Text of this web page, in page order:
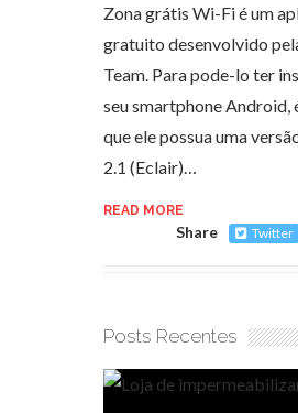
Zona grátis Wi-Fi é um
gratuito desenvolvido
Team. Para pode-lo ter
seu smartphone Android,
que ele possua uma
2.1 (Eclair)…
READ MORE
Share Twitter
Posts Recentes